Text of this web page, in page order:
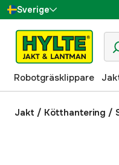
Sverige
Danmark
Suomi
Norge
Deutschland
Robotgräsklippare
Jakt / Kötthantering /